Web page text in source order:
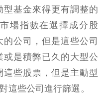
基金來得更有調整的
場指數在選擇成分股
公司，但是這些公司
是積弊已久的大型公
些股票，但是主動型
這些公司進行篩選。